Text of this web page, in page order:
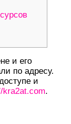
и его
по адресу.
и
kra2at.com.